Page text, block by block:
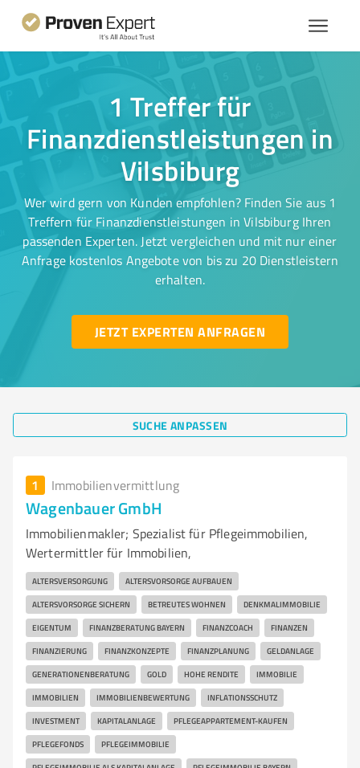
1 Treffer für
Finanzdienstleistungen in
Vilsbiburg
Wer wird gern von Kunden empfohlen? Finden Sie aus 1
Treffern für Finanzdienstleistungen in Vilsbiburg Ihren
passenden Experten. Jetzt vergleichen und mit nur einer
Anfrage kostenlos Angebote von bis zu 20 Dienstleistern
erhalten.
JETZT EXPERTEN ANFRAGEN
SUCHE ANPASSEN
1 Immobilienvermittlung
Wagenbauer GmbH
Immobilienmakler; Spezialist für Pflegeimmobilien,
Wertermittler für Immobilien,
ALTERSVERSORGUNG ALTERSVORSORGE AUFBAUEN
ALTERSVORSORGE SICHERN BETREUTES WOHNEN DENKMALIMMOBILIE
EIGENTUM FINANZBERATUNG BAYERN FINANZCOACH FINANZEN
FINANZIERUNG FINANZKONZEPTE FINANZPLANUNG GELDANLAGE
GENERATIONENBERATUNG GOLD HOHE RENDITE IMMOBILIE
IMMOBILIEN IMMOBILIENBEWERTUNG INFLATIONSSCHUTZ
INVESTMENT KAPITALANLAGE PFLEGEAPPARTEMENT-KAUFEN
PFLEGEFONDS PFLEGEIMMOBILIE